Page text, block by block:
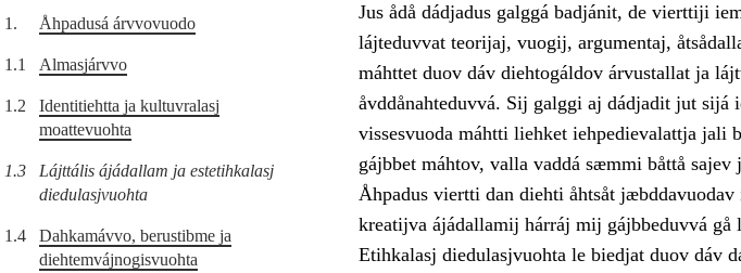
1. Åhpadusá árvvovuodo
1.1 Almasjárvvo
1.2
Identitiehtta ja kultuvralasj
moattevuohta
1.3
Lájttális ájádallam ja estetihkalasj
diedulasjvuohta
1.4
Dahkamávvo, berustibme ja
diehtemvájnogisvuohta
Jus ådå dádjadus galggá badjánit, de vierttiji
lájteduvvat teorijaj, vuogij, argumentaj,
máhttet duov dáv diehtogáldov árvustallat ja
åvddånahteduvvá. Sij galggi aj dádjadit jut sijá
vissesvuoda máhtti liehket iehpedievalattja jali
gájbbet máhtov, valla vaddá sæmmi båttå
Åhpadus viertti dan diehti åhtsåt
kreatijva ájádallamij hárráj mij gájbbeduvvá gå
Etihkalasj diedulasjvuohta le biedjat duov dáv